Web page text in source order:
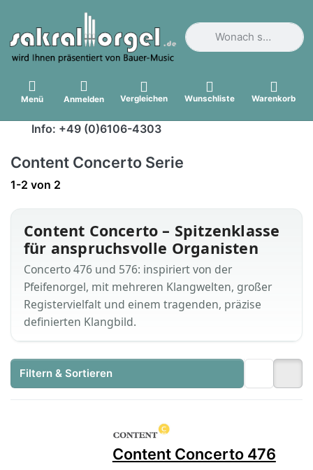
Geben Sie einen
Menü Anmelden Vergleichen Wunschliste Warenkorb
Info: +49 (0)6106-4303
Content Concerto Serie
Suchergebnisse:
1-2 von 2
Content Concerto – Spitzenklasse
für anspruchsvolle Organisten
Concerto 476 und 576: inspiriert von der
Pfeifenorgel, mit mehreren Klangwelten, großer
Registervielfalt und einem tragenden, präzise
definierten Klangbild.
Filtern & Sortieren
Content Concerto 476